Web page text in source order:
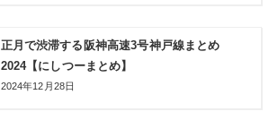
正月で渋滞する阪神高速3号神戸線まとめ
2024【にしつーまとめ】
2024年12月28日